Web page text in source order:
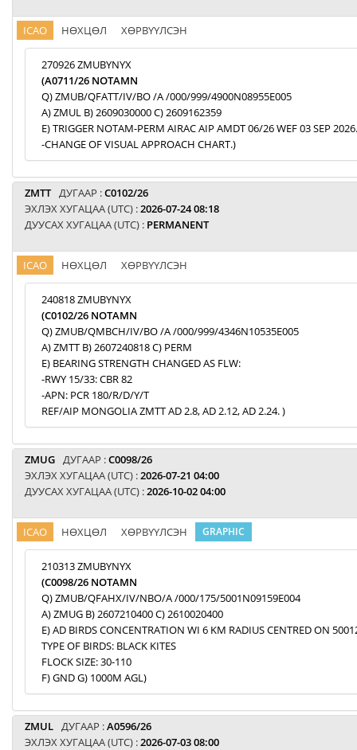
ICAO НӨХЦӨЛ ХӨРВҮҮЛСЭН
270926 ZMUBYNYX
(A0711/26 NOTAMN
Q) ZMUB/QFATT/IV/BO /A /000/999/4900N08955E005
A) ZMUL B) 2609030000 C) 2609162359
E) TRIGGER NOTAM-PERM AIRAC AIP AMDT 06/26 WEF 03 SEP 2026.
-CHANGE OF VISUAL APPROACH CHART.)
ZMTT ДУГААР :C0102/26
ЭХЛЭХ ХУГАЦАА (UTC) :2026-07-24 08:18
ДУУСАХ ХУГАЦАА (UTC) : PERMANENT
ICAO НӨХЦӨЛ ХӨРВҮҮЛСЭН
240818 ZMUBYNYX
(C0102/26 NOTAMN
Q) ZMUB/QMBCH/IV/BO /A /000/999/4346N10535E005
A) ZMTT B) 2607240818 C) PERM
E) BEARING STRENGTH CHANGED AS FLW:
-RWY 15/33: CBR 82
-APN: PCR 180/R/D/Y/T
REF/AIP MONGOLIA ZMTT AD 2.8, AD 2.12, AD 2.24. )
ZMUG ДУГААР :C0098/26
ЭХЛЭХ ХУГАЦАА (UTC) :2026-07-21 04:00
ДУУСАХ ХУГАЦАА (UTC) :2026-10-02 04:00
ICAO НӨХЦӨЛ ХӨРВҮҮЛСЭН GRAPHIC
210313 ZMUBYNYX
(C0098/26 NOTAMN
Q) ZMUB/QFAHX/IV/NBO/A /000/175/5001N09159E004
A) ZMUG B) 2607210400 C) 2610020400
E) AD BIRDS CONCENTRATION WI 6 KM RADIUS CENTRED ON
TYPE OF BIRDS: BLACK KITES
FLOCK SIZE: 30-110
F) GND G) 1000M AGL)
ZMUL ДУГААР :A0596/26
ЭХЛЭХ ХУГАЦАА (UTC) :2026-07-03 08:00